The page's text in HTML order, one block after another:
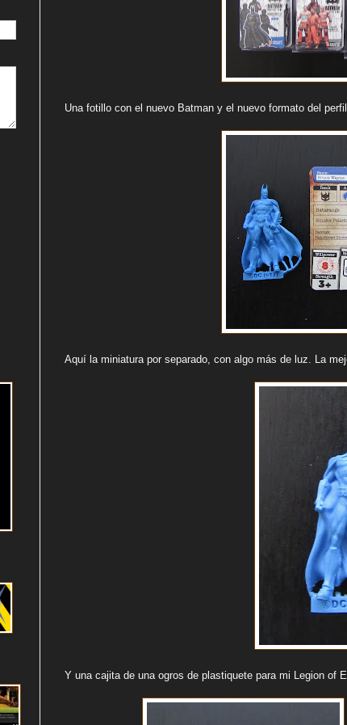
Una fotillo con el nuevo Batman y el nuevo formato del
Aquí la miniatura por separado, con algo más de luz. La
Y una cajita de una ogros de plastiquete para mi Legion of